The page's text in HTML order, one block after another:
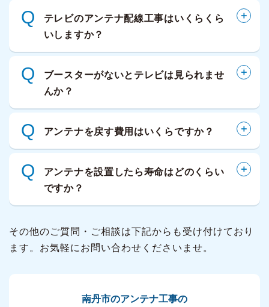
Q
テレビのアンテナ配線工事はいくらくら
いしますか？
Q
ブースターがないとテレビは見られませ
んか？
Q アンテナを戻す費用はいくらですか？
Q
アンテナを設置したら寿命はどのくらい
ですか？
その他のご質問・ご相談は下記からも受け付けており
ます。お気軽にお問い合わせくださいませ。
南丹市のアンテナ工事の